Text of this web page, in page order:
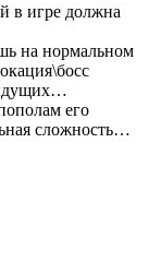
в игре должна
на нормальном
его
сложность…